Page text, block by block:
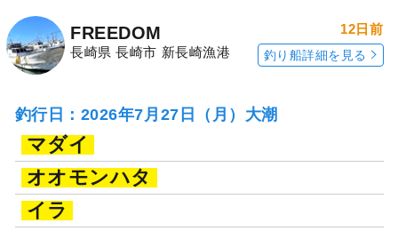
FREEDOM
長崎県 長崎市 新長崎漁港
12日前
釣り船詳細を見る
釣行日：2026年7月27日（月）大潮
マダイ
オオモンハタ
イラ